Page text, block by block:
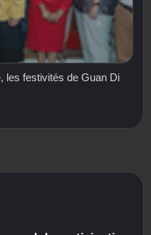
les festivités de Guan Di